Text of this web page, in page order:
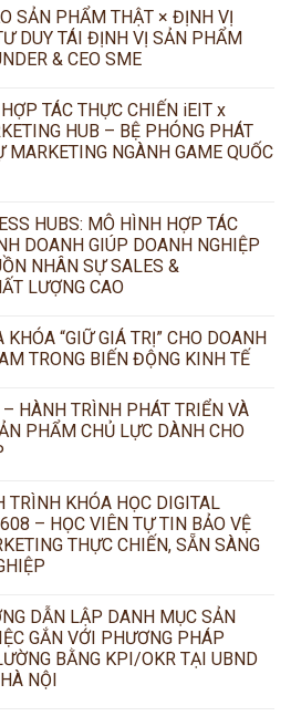
SẢN PHẨM THẬT × ĐỊNH VỊ
DUY TÁI ĐỊNH VỊ SẢN PHẨM
& CEO SME
TÁC THỰC CHIẾN iEIT x
HUB – BỆ PHÓNG PHÁT
MARKETING NGÀNH GAME QUỐC
HUBS: MÔ HÌNH HỢP TÁC
DOANH GIÚP DOANH NGHIỆP
NHÂN SỰ SALES &
LƯỢNG CAO
KHÓA “GIỮ GIÁ TRỊ” CHO DOANH
TRONG BIẾN ĐỘNG KINH TẾ
HÀNH TRÌNH PHÁT TRIỂN VÀ
PHẨM CHỦ LỰC DÀNH CHO
TRÌNH KHÓA HỌC DIGITAL
– HỌC VIÊN TỰ TIN BẢO VỆ
THỰC CHIẾN, SẴN SÀNG
DẪN LẬP DANH MỤC SẢN
GẮN VỚI PHƯƠNG PHÁP
BẰNG KPI/OKR TẠI UBND
NỘI